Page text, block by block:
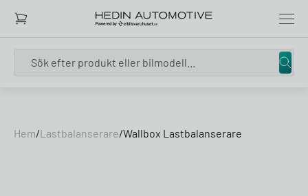
Hem/Lastbalanserare/Wallbox Lastbalanserare